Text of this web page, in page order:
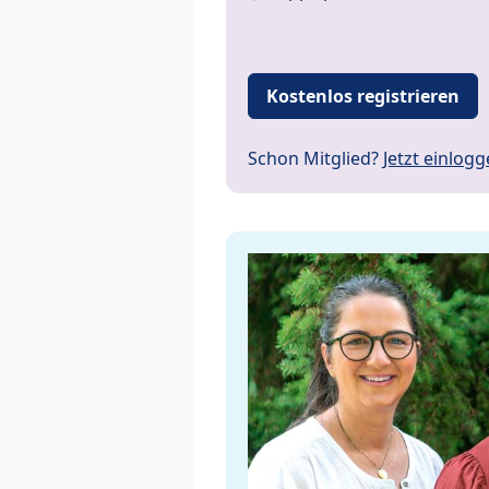
Kostenlos registrieren
Schon Mitglied? Jetzt